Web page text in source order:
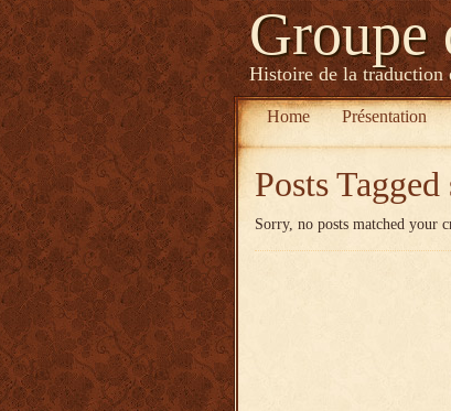
Groupe
Histoire de la traduction
Home Présentation
Posts Tagged
Sorry, no posts matched your